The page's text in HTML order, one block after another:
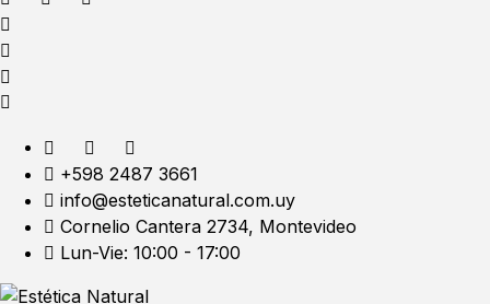
+598 2487 3661
info@esteticanatural.com.uy
Cornelio Cantera 2734, Montevideo
Lun-Vie: 10:00 - 17:00